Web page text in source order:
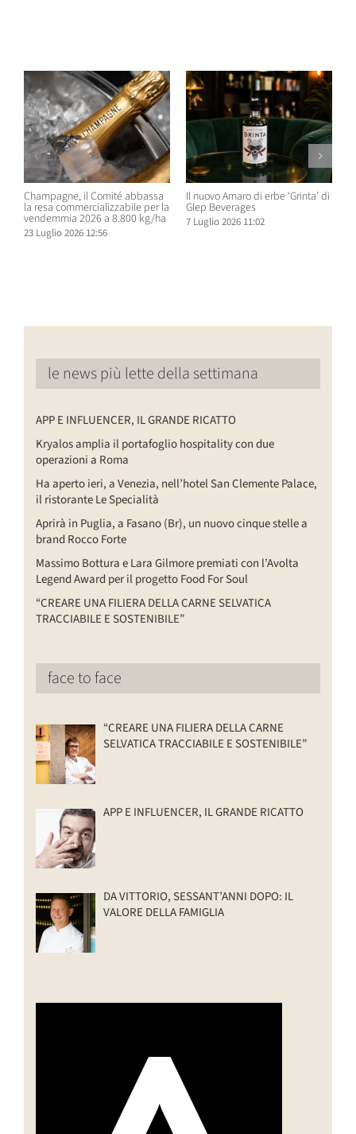
Champagne, il Comité abbassa
la resa commercializzabile per la
vendemmia 2026 a 8.800 kg/ha
23 Luglio 2026 12:56
Il nuovo Amaro di erbe ‘Grinta’ di
Glep Beverages
7 Luglio 2026 11:02
le news più lette della settimana
APP E INFLUENCER, IL GRANDE RICATTO
Kryalos amplia il portafoglio hospitality con due
operazioni a Roma
Ha aperto ieri, a Venezia, nell’hotel San Clemente Palace,
il ristorante Le Specialità
Aprirà in Puglia, a Fasano (Br), un nuovo cinque stelle a
brand Rocco Forte
Massimo Bottura e Lara Gilmore premiati con l’Avolta
Legend Award per il progetto Food For Soul
“CREARE UNA FILIERA DELLA CARNE SELVATICA
TRACCIABILE E SOSTENIBILE”
face to face
“CREARE UNA FILIERA DELLA CARNE
SELVATICA TRACCIABILE E SOSTENIBILE”
APP E INFLUENCER, IL GRANDE RICATTO
DA VITTORIO, SESSANT’ANNI DOPO: IL
VALORE DELLA FAMIGLIA